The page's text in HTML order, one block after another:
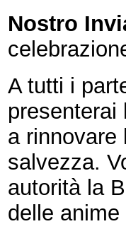
Nostro
A tutti i
presenterai
a rinnovare
salvezza.
autorità la
delle